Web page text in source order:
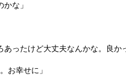
な」
あったけど大丈夫なんかな。良
お幸せに」